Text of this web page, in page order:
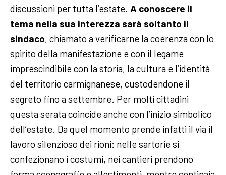
discussioni per tutta l’estate. A conoscere il
tema nella sua interezza sarà soltanto il
sindaco, chiamato a verificarne la coerenza con lo
spirito della manifestazione e con il legame
imprescindibile con la storia, la cultura e l’identità
del territorio carmignanese, custodendone il
segreto fino a settembre. Per molti cittadini
questa serata coincide anche con l’inizio simbolico
dell’estate. Da quel momento prende infatti il via il
lavoro silenzioso dei rioni: nelle sartorie si
confezionano i costumi, nei cantieri prendono